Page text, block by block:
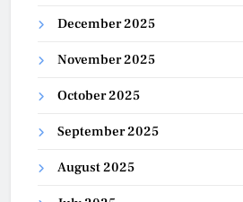
December 2025
November 2025
October 2025
September 2025
August 2025